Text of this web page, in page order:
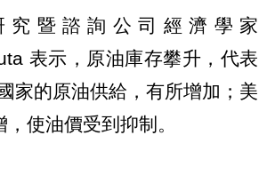
究暨諮詢公司經濟學家
表示，原油庫存攀升，代表
家的原油供給，有所增加；美
使油價受到抑制。